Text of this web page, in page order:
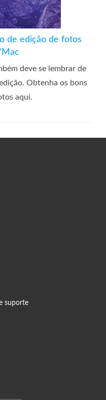
de edição de fotos
deve se lembrar de
Obtenha os bons
aqui.
suporte